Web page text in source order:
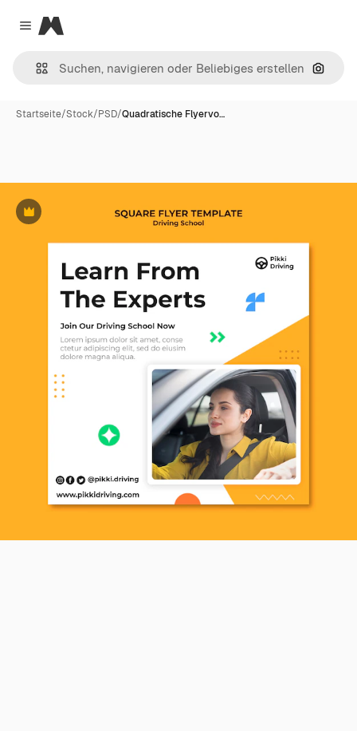
Close menu
Magnific
Nach
Startseite/Stock/PSD/Quadratische Flyervo…
Premium